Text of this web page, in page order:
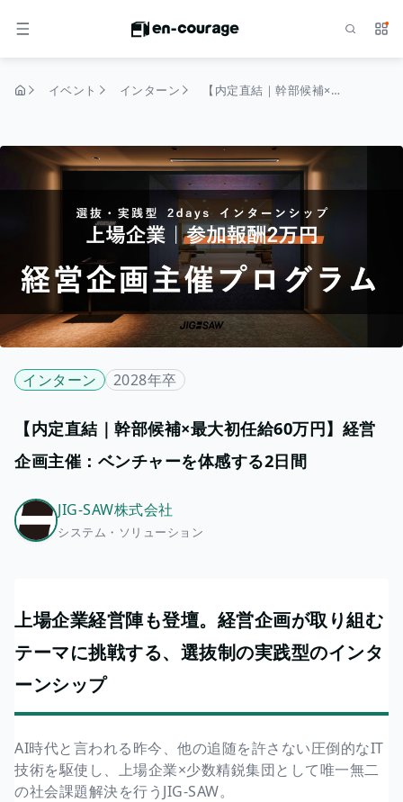
メニュー サ
イベント インターン 【内定直結｜幹部候補×最大初任給60万円】経営企画主催：ベンチャーを体感する2日間
インターン 2028年卒
【内定直結｜幹部候補×最大初任給60万円】経営
企画主催：ベンチャーを体感する2日間
JIG-SAW株式会社
システム・ソリューション
上場企業経営陣も登壇。経営企画が取り組む
テーマに挑戦する、選抜制の実践型のインタ
ーンシップ
AI時代と言われる昨今、他の追随を許さない圧倒的なIT
技術を駆使し、上場企業×少数精鋭集団として唯一無二
の社会課題解決を行うJIG-SAW。